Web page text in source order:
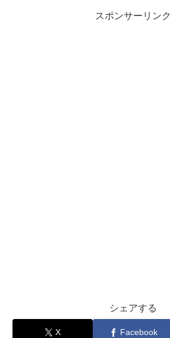
スポンサーリンク
シェアする
X Facebook